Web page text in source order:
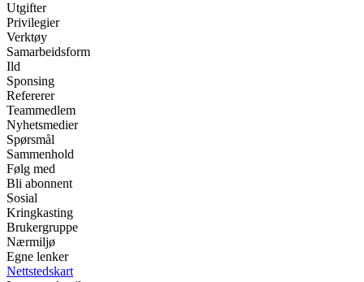
Utgifter
Privilegier
Verktøy
Samarbeidsform
Ild
Sponsing
Refererer
Teammedlem
Nyhetsmedier
Spørsmål
Sammenhold
Følg med
Bli abonnent
Sosial
Kringkasting
Brukergruppe
Nærmiljø
Egne lenker
Nettstedskart